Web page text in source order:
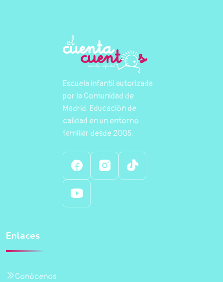
Escuela infantil autorizada
por la Comunidad de
Madrid. Educación de
calidad en un entorno
familiar desde 2005.
Enlaces
Conócenos